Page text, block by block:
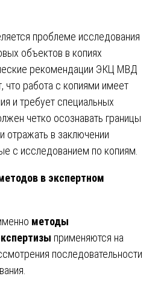
проблеме исследования
объектов в копиях
рекомендации ЭКЦ МВД
что работа с копиями имеет
и требует специальных
четко осознавать границы
отражать в заключении
с исследованием по копиям.
в экспертном
методы
применяются на
последовательности